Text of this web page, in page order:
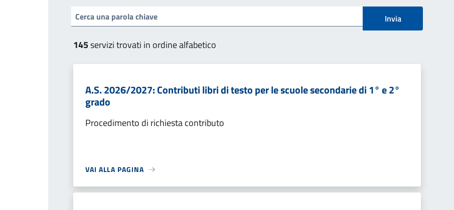
Invia
145servizi trovati in ordine alfabetico
A.S. 2026/2027: Contributi libri di testo per le scuole secondarie di 1° e 2°
grado
Procedimento di richiesta contributo
VAI ALLA PAGINA